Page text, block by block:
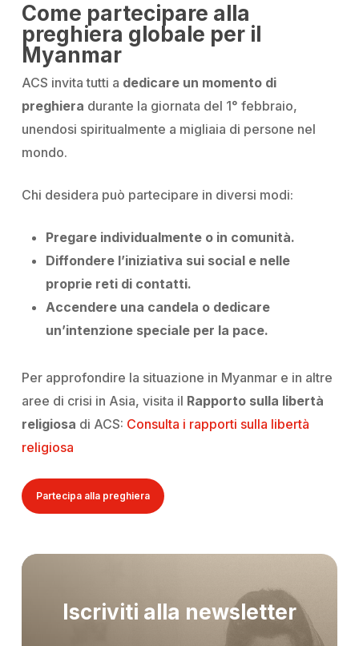
Come partecipare alla
preghiera globale per il
Myanmar
ACS invita tutti a dedicare un momento di
preghiera durante la giornata del 1° febbraio,
unendosi spiritualmente a migliaia di persone nel
mondo.
Chi desidera può partecipare in diversi modi:
Pregare individualmente o in comunità.
Diffondere l’iniziativa sui social e nelle
proprie reti di contatti.
Accendere una candela o dedicare
un’intenzione speciale per la pace.
Per approfondire la situazione in Myanmar e in altre
aree di crisi in Asia, visita il Rapporto sulla libertà
religiosa di ACS: Consulta i rapporti sulla libertà
religiosa
Partecipa alla preghiera
Iscriviti alla newsletter